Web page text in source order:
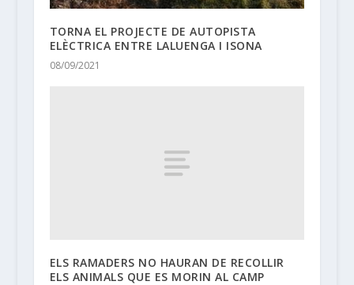
TORNA EL PROJECTE DE AUTOPISTA
ELÈCTRICA ENTRE LALUENGA I ISONA
08/09/2021
ELS RAMADERS NO HAURAN DE RECOLLIR
ELS ANIMALS QUE ES MORIN AL CAMP